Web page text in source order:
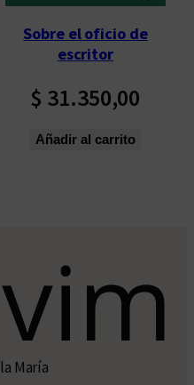
Sobre el oficio de
escritor
$ 31.350,00
Añadir al carrito
María